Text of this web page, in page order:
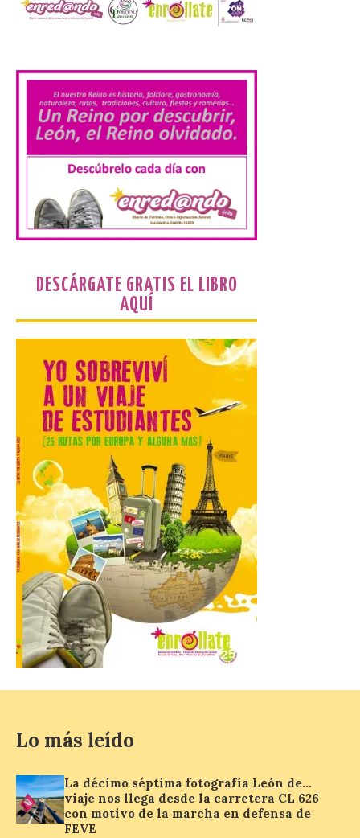
registrada en el
Ayuntamiento una
solicitud relacionada con
la celebración de este evento. Ante las
informaciones aparecidas en distintos
medios de comunicación sobre la posible
Eclipse Festival en […]
La Universidad de León
retoma las excavaciones
profundizar en la vida
cotidiana de la Edad del
6 Ago 2026
La novena campaña
arqueológica centrará sus
trabajos en el estudio de la
organización urbana y la
vida cotidiana del poblado
y contará con la participación de
estudiantes del grado en Historia. La
excavación se complementará con
actividades de divulgación abiertas […]
El Mercado Medieval abre
sus puertas en La Bañeza
con más de 60 puestos y
un amplio programa de
animación.
6 Ago 2026
calendario de actividades
de animación dirigidas a
martes 4 de agosto una nueva edición de
su tradicional Mercado Medieval, que
hasta el próximo 6 […]
DESCÁRGATE GRATIS EL LIBRO
AQUÍ
Lo más leído
La décimo séptima fotografía León de…
viaje nos llega desde la carretera CL 626
con motivo de la marcha en defensa de
FEVE